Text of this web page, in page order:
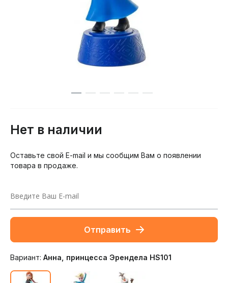
Нет в наличии
Оставьте свой E-mail и мы сообщим Вам о появлении
товара в продаже.
Отправить
Вариант: Анна, принцесса Эрендела HS101